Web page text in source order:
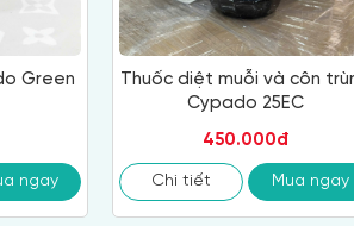
Green
ngay
Thuốc diệt muỗi và côn
Cypado 25EC
450.000đ
Chi tiết Mua ngay